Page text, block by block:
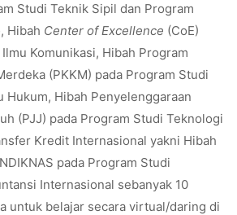
Studi Teknik Sipil dan Program
Hibah Center of Excellence (CoE)
Komunikasi, Hibah Program
(PKKM) pada Program Studi
Hukum, Hibah Penyelenggaraan
(PJJ) pada Program Studi Teknologi
Kredit Internasional yakni Hibah
pada Program Studi
Internasional sebanyak 10
untuk belajar secara virtual/daring di